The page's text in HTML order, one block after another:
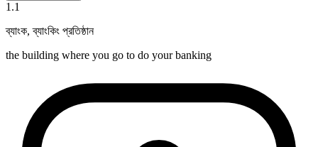
1 .1
ব্যাংক,ব্যাংকিং প্রতিষ্ঠান
the building where you go to do your banking